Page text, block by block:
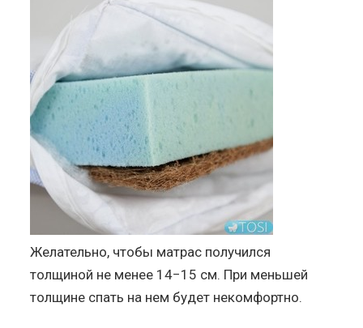
Желательно, чтобы матрас получился
толщиной не менее 14−15 см. При меньшей
толщине спать на нем будет некомфортно.